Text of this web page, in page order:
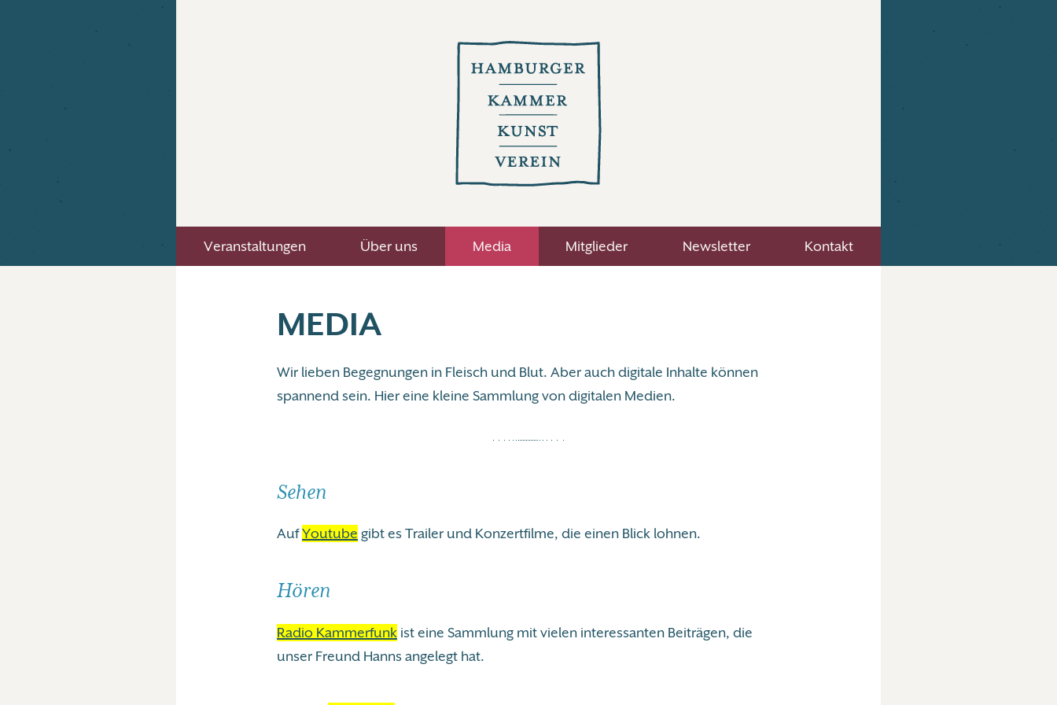
Veranstaltungen Über uns Media Mitglieder Newsletter Kontakt
MEDIA
Wir lieben Begegnungen in Fleisch und Blut. Aber auch digitale Inhalte können
spannend sein. Hier eine kleine Sammlung von digitalen Medien.
Sehen
AufYoutube gibt es Trailer und Konzertfilme, die einen Blick lohnen.
Hören
Radio Kammerfunk ist eine Sammlung mit vielen interessanten Beiträgen, die
unser Freund Hanns angelegt hat.